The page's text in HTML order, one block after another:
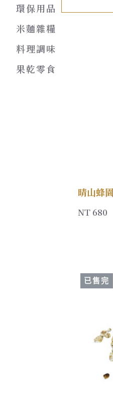
環保用品
米麵雜糧
料理調味
果乾零食
晴山蜂
NT 680
已售完